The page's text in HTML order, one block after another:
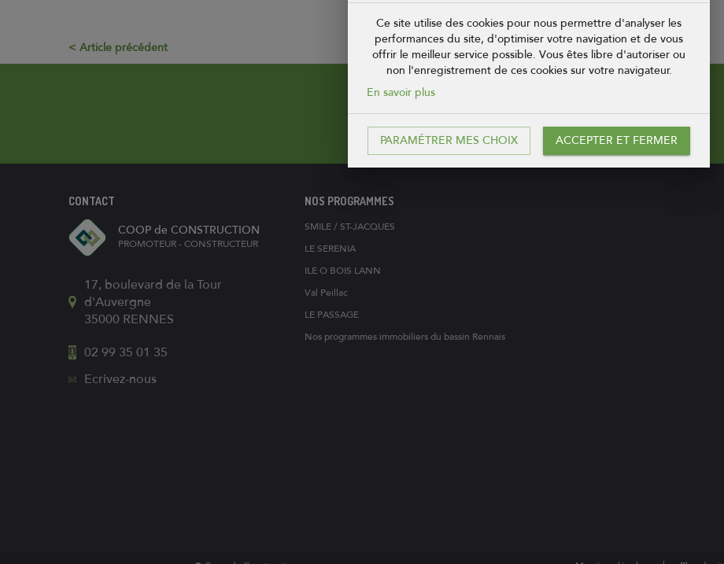
Article précédent
Pour recevoir notre newsletter !
CONTACT
COOP de CONSTRUCTION
PROMOTEUR - CONSTRUCTEUR
17, boulevard de la Tour
d'Auvergne
35000 RENNES
02 99 35 01 35
Ecrivez-nous
NOS PROGRAMMES
SMILE / ST-JACQUES
LE SERENIA
ILE O BOIS LANN
Val Peillac
LE PASSAGE
Nos programmes immobiliers du bassin Rennais
Ce site utilise des cookies pour nous permettre d'analyser les
performances du site, d'optimiser votre navigation et de vous
offrir le meilleur service possible. Vous êtes libre d'autoriser ou
non l'enregistrement de ces cookies sur votre navigateur.
En savoir plus
PARAMÉTRER MES CHOIX ACCEPTER ET FERMER